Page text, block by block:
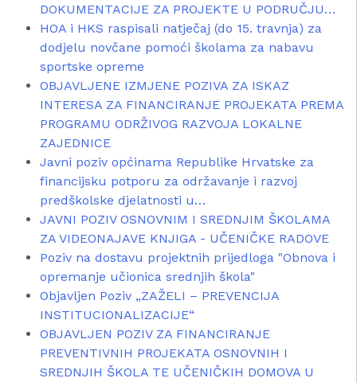
DOKUMENTACIJE ZA PROJEKTE U PODRUČJU…
HOA i HKS raspisali natječaj (do 15. travnja) za
dodjelu novčane pomoći školama za nabavu
sportske opreme
OBJAVLJENE IZMJENE POZIVA ZA ISKAZ
INTERESA ZA FINANCIRANJE PROJEKATA PREMA
PROGRAMU ODRŽIVOG RAZVOJA LOKALNE
ZAJEDNICE
Javni poziv općinama Republike Hrvatske za
financijsku potporu za održavanje i razvoj
predškolske djelatnosti u…
JAVNI POZIV OSNOVNIM I SREDNJIM ŠKOLAMA
ZA VIDEONAJAVE KNJIGA - UČENIČKE RADOVE
Poziv na dostavu projektnih prijedloga "Obnova i
opremanje učionica srednjih škola"
Objavljen Poziv „ZAŽELI – PREVENCIJA
INSTITUCIONALIZACIJE“
OBJAVLJEN POZIV ZA FINANCIRANJE
PREVENTIVNIH PROJEKATA OSNOVNIH I
SREDNJIH ŠKOLA TE UČENIČKIH DOMOVA U